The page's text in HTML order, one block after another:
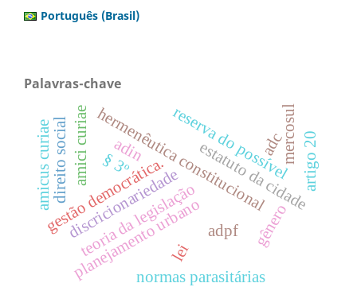
Português (Brasil)
Palavras-chave
planejamento urbano
hermenêutica constitucional
estatuto da cidade
gestão democrática.
reserva do possível
discricionariedade
lei
teoria da legislação
normas parasitárias
direito social artigo 20
§ 3º mercosul
amicus curiae amici curiae adc
adin
adpf gênero